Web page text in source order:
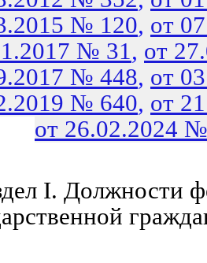
№ 120, от
№ 31, от
№ 448, от
№ 640, от
от 26.02.2024
I. Должности